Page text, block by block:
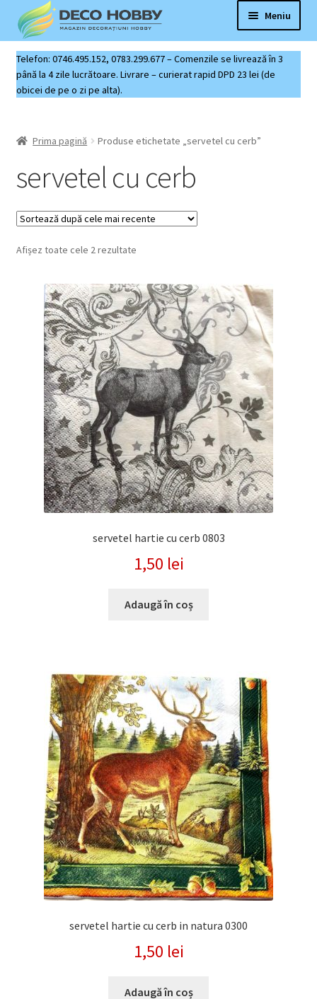
Sari
la
navigare
Sari
la
conținut
Meniu
Deco Hobby
Contact
Coș produse
Telefon: 0746.495.152, 0783.299.677 – Comenzile se livrează în 3
până la 4 zile lucrătoare. Livrare – curierat rapid DPD 23 lei (de
obicei de pe o zi pe alta).
Prima pagină Produse etichetate „servetel cu cerb”
servetel cu cerb
Afișez toate cele 2 rezultateSortat
mai
recente
servetel hartie cu cerb 0803
1,50 lei
Adaugă în coș
servetel hartie cu cerb in natura 0300
1,50 lei
Adaugă în coș